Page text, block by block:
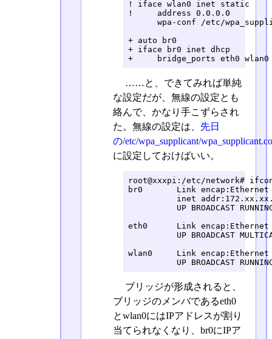
! iface wlan0 inet static
!     address 0.0.0.0
wpa-conf /etc/
+ auto br0
+ iface br0 inet dhcp
+     bridge_ports eth0 wlan0
……と、できてみれば単純
な設定だが、無線の設定とも
絡んで、かなり手こずらされ
た。無線の設定は、 先日
の/etc/wpa_supplicant/
に設定しておけばいい。
root@xxxpi:/etc/network#
br0       Link encap:Ethernet
inet
UP BROADCAST
eth0      Link encap:Ethernet
UP BROADCAST
wlan0     Link encap:Ethernet
UP BROADCAST
ブリッジが形成されると、
ブリッジのメンバであるeth0
とwlan0にはIPアドレスが割り
当てられなくなり、br0にIPア